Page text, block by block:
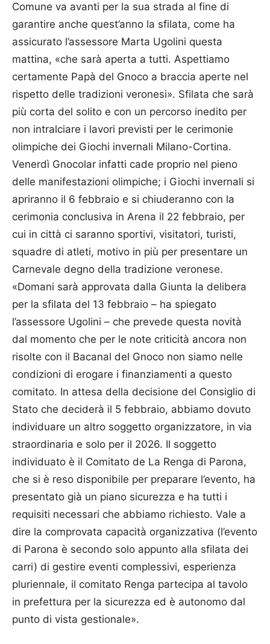
Comune va avanti per la sua strada al fine di
garantire anche quest’anno la sfilata, come ha
assicurato l’assessore Marta Ugolini questa
mattina, «che sarà aperta a tutti. Aspettiamo
certamente Papà del Gnoco a braccia aperte nel
rispetto delle tradizioni veronesi». Sfilata che sarà
più corta del solito e con un percorso inedito per
non intralciare i lavori previsti per le cerimonie
olimpiche dei Giochi invernali Milano-Cortina.
Venerdì Gnocolar infatti cade proprio nel pieno
delle manifestazioni olimpiche; i Giochi invernali si
apriranno il 6 febbraio e si chiuderanno con la
cerimonia conclusiva in Arena il 22 febbraio, per
cui in città ci saranno sportivi, visitatori, turisti,
squadre di atleti, motivo in più per presentare un
Carnevale degno della tradizione veronese.
«Domani sarà approvata dalla Giunta la delibera
per la sfilata del 13 febbraio – ha spiegato
l’assessore Ugolini – che prevede questa novità
dal momento che per le note criticità ancora non
risolte con il Bacanal del Gnoco non siamo nelle
condizioni di erogare i finanziamenti a questo
comitato. In attesa della decisione del Consiglio di
Stato che deciderà il 5 febbraio, abbiamo dovuto
individuare un altro soggetto organizzatore, in via
straordinaria e solo per il 2026. Il soggetto
individuato è il Comitato de La Renga di Parona,
che si è reso disponibile per preparare l’evento, ha
presentato già un piano sicurezza e ha tutti i
requisiti necessari che abbiamo richiesto. Vale a
dire la comprovata capacità organizzativa (l’evento
di Parona è secondo solo appunto alla sfilata dei
carri) di gestire eventi complessivi, esperienza
pluriennale, il comitato Renga partecipa al tavolo
in prefettura per la sicurezza ed è autonomo dal
punto di vista gestionale».